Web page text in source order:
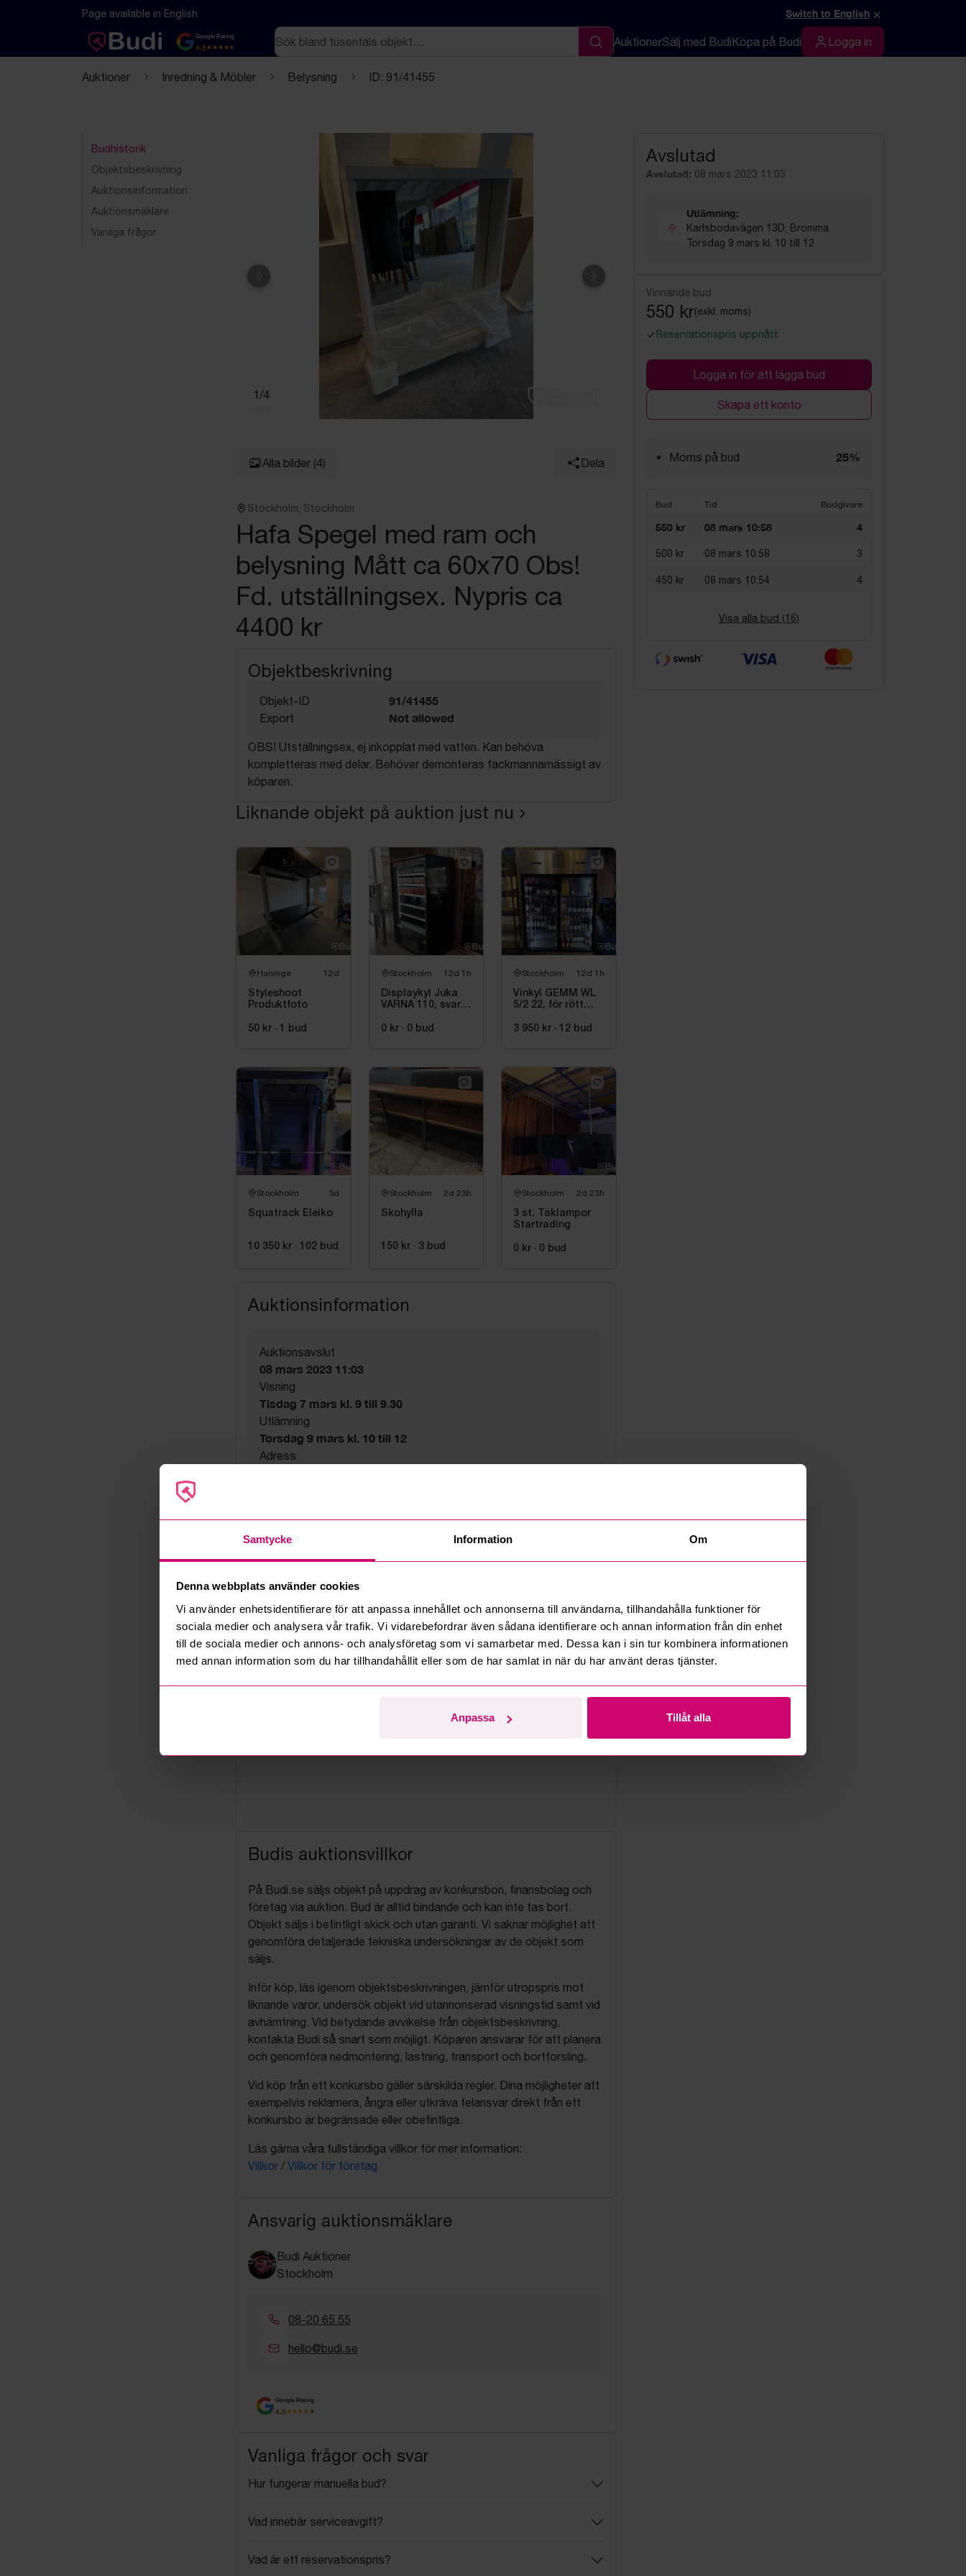
Samtycke Information Om
Denna webbplats använder cookies
Vi använder enhetsidentifierare för att anpassa innehållet och annonserna till användarna, tillhandahålla funktioner för
sociala medier och analysera vår trafik. Vi vidarebefordrar även sådana identifierare och annan information från din enhet
till de sociala medier och annons- och analysföretag som vi samarbetar med. Dessa kan i sin tur kombinera informationen
med annan information som du har tillhandahållit eller som de har samlat in när du har använt deras tjänster.
Anpassa Tillåt alla
Hoppa till innehåll
Textbaserad (markdown) version av denna sida
Page available in English Switch to English ×
Google Rating
4.5
Sök
Sök
AuktionerSälj med BudiKöpa på Budi Logga in
Logga in
Auktioner Inredning & Möbler Belysning ID: 91/41455
Budhistorik
Objektsbeskrivning
Auktionsinformation
Auktionsmäklare
Vanliga frågor
Föregående Nästa
1 /4
Alla bilder (4) Dela
Stockholm, Stockholm
Hafa Spegel med ram och
belysning Mått ca 60x70 Obs!
Fd. utställningsex. Nypris ca
4400 kr
Objektbeskrivning
Objekt-ID 91/41455
Export Not allowed
OBS! Utställningsex, ej inkopplat med vatten. Kan behöva
kompletteras med delar. Behöver demonteras fackmannamässigt av
köparen.
Liknande objekt på auktion just nu
Haninge 12d
Styleshoot
Produktfoto
50 kr · 1 bud
Stockholm 12d 1h
Displaykyl Juka
VARNA 110, svart,
takeaway
0 kr · 0 bud
Stockholm 12d 1h
Vinkyl GEMM WL
5/2 22, för rött
220 cm
3 950 kr · 12 bud
Stockholm 3d
Squatrack Eleiko
10 350 kr · 102 bud
Stockholm 2d 23h
Skohylla
150 kr · 3 bud
Stockholm 2d 23h
3 st. Taklampor
Startrading
0 kr · 0 bud
Auktionsinformation
Auktionsavslut
08 mars 2023 11:03
Visning
Tisdag 7 mars kl. 9 till 9.30
Utlämning
Torsdag 9 mars kl. 10 till 12
Adress
Övrigt
Utsatta hålltider gäller.
Säljare
Budis auktionsvillkor
På Budi.se säljs objekt på uppdrag av konkursbon, finansbolag och
företag via auktion. Bud är alltid bindande och kan inte tas bort.
Objekt säljs i befintligt skick och utan garanti. Vi saknar möjlighet att
genomföra detaljerade tekniska undersökningar av de objekt som
säljs.
Inför köp, läs igenom objektsbeskrivningen, jämför utropspris mot
liknande varor, undersök objekt vid utannonserad visningstid samt vid
avhämtning. Vid betydande avvikelse från objektsbeskrivning,
kontakta Budi så snart som möjligt. Köparen ansvarar för att planera
och genomföra nedmontering, lastning, transport och bortforsling.
Vid köp från ett konkursbo gäller särskilda regler. Dina möjligheter att
exempelvis reklamera, ångra eller utkräva felansvar direkt från ett
konkursbo är begränsade eller obefintliga.
Läs gärna våra fullständiga villkor för mer information:
Villkor / Villkor för företag
Ansvarig auktionsmäklare
Budi Auktioner
Stockholm
08-20 65 55
hello@budi.se
Google Rating
4.5
Vanliga frågor och svar
Hur fungerar manuella bud?
Vad innebär serviceavgift?
Vad är ett reservationspris?
Avslutad
Avslutad: 08 mars 2023 11:03
Utlämning:
Karlsbodavägen 13D, Bromma
Torsdag 9 mars kl. 10 till 12
Vinnande bud
550 kr(exkl. moms)
Reservationspris uppnått
Logga in för att lägga bud
Skapa ett konto
Moms på bud 25%
Bud Tid Budgivare
550 kr 08 mars 10:58 4
500 kr 08 mars 10:58 3
450 kr 08 mars 10:54 4
Visa alla bud (16)